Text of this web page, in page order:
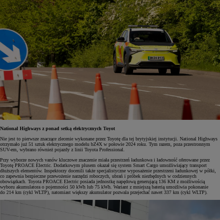
National Highways z ponad setką elektrycznych Toyot
Nie jest to pierwsze znaczące zlecenie wykonane przez Toyotę dla tej brytyjskiej instytucji. National Highways
otrzymało już 51 sztuk elektrycznego modelu bZ4X w połowie 2024 roku. Tym razem, poza przestronnym
SUV-em, wybrano również pojazdy z linii Toyota Professional.
Przy wyborze nowych vanów kluczowe znaczenie miała przestrzeń ładunkowa i ładowność oferowane przez
Toyotę PROACE Electric. Dodatkowym plusem okazał się system Smart Cargo umożliwiający transport
dłuższych elementów. Inspektorzy docenili także specjalistyczne wyposażenie przestrzeni ładunkowej w półki,
co zapewnia bezpieczne przewożenie narzędzi roboczych, ubrań i próbek niezbędnych w codziennych
obowiązkach. Toyota PROACE Electric posiada jednostkę napędową generującą 136 KM z możliwością
wyboru akumulatora o pojemności 50 kWh lub 75 kWh. Wariant z mniejszą baterią umożliwia pokonanie
do 214 km (cykl WLTP), natomiast większy akumulator pozwala przejechać nawet 337 km (cykl WLTP).